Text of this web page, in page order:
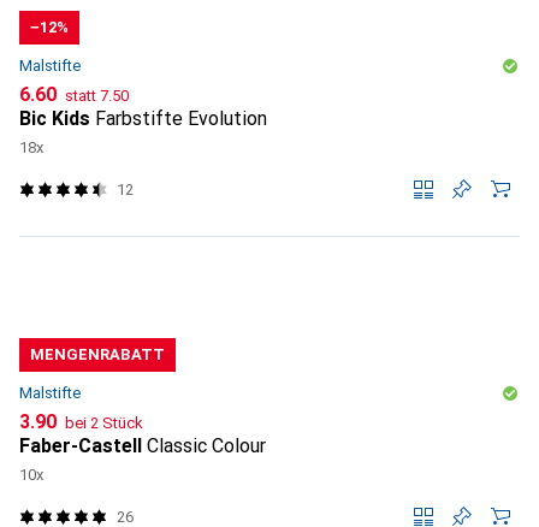
−12%
Malstifte
CHF
6.60 statt CHF
7.50
Bic Kids Farbstifte Evolution
18x
12
MENGENRABATT
Malstifte
CHF
3.90 bei 2 Stück
Faber-Castell Classic Colour
10x
26